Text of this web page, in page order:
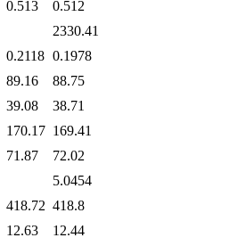
0.513
0.512
2330.41
0.2118 0.1978
89.16
88.75
39.08
38.71
170.17 169.41
71.87
72.02
5.0454
418.72 418.8
12.63
12.44